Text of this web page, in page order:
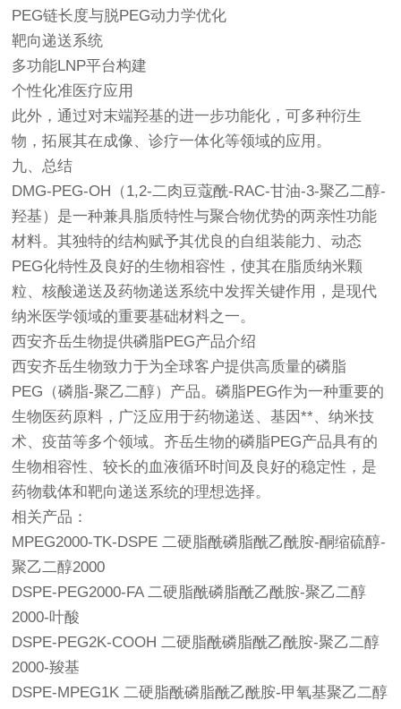
PEG链长度与脱PEG动力学优化
靶向递送系统
多功能LNP平台构建
个性化准医疗应用
此外，通过对末端羟基的进一步功能化，可多种衍生
物，拓展其在成像、诊疗一体化等领域的应用。
九、总结
DMG-PEG-OH（1,2-二肉豆蔻酰-RAC-甘油-3-聚乙二醇-
羟基）是一种兼具脂质特性与聚合物优势的两亲性功能
材料。其独特的结构赋予其优良的自组装能力、动态
PEG化特性及良好的生物相容性，使其在脂质纳米颗
粒、核酸递送及药物递送系统中发挥关键作用，是现代
纳米医学领域的重要基础材料之一。
西安齐岳生物提供磷脂PEG产品介绍
西安齐岳生物致力于为全球客户提供高质量的磷脂
PEG（磷脂-聚乙二醇）产品。磷脂PEG作为一种重要的
生物医药原料，广泛应用于药物递送、基因**、纳米技
术、疫苗等多个领域。齐岳生物的磷脂PEG产品具有的
生物相容性、较长的血液循环时间及良好的稳定性，是
药物载体和靶向递送系统的理想选择。
相关产品：
MPEG2000-TK-DSPE 二硬脂酰磷脂酰乙酰胺-酮缩硫醇-
聚乙二醇2000
DSPE-PEG2000-FA 二硬脂酰磷脂酰乙酰胺-聚乙二醇
2000-叶酸
DSPE-PEG2K-COOH 二硬脂酰磷脂酰乙酰胺-聚乙二醇
2000-羧基
DSPE-MPEG1K 二硬脂酰磷脂酰乙酰胺-甲氧基聚乙二醇